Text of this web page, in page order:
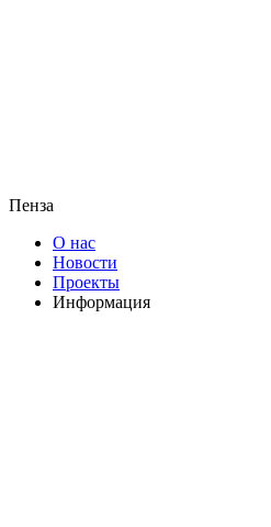
Пенза
О нас
Новости
Проекты
Информация